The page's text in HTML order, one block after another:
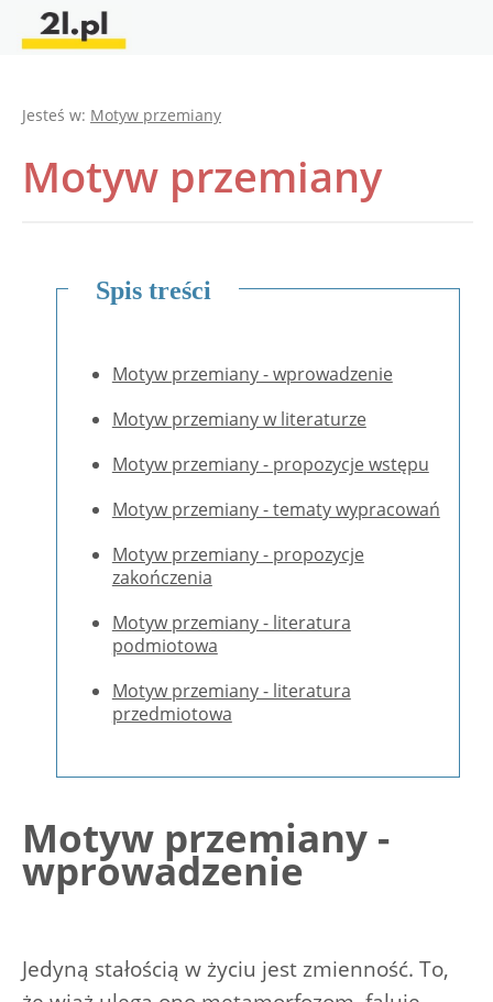
Jesteś w: Motyw przemiany
Motyw przemiany
Spis treści
Motyw przemiany - wprowadzenie
Motyw przemiany w literaturze
Motyw przemiany - propozycje wstępu
Motyw przemiany - tematy wypracowań
Motyw przemiany - propozycje
zakończenia
Motyw przemiany - literatura
podmiotowa
Motyw przemiany - literatura
przedmiotowa
Motyw przemiany -
wprowadzenie
Jedyną stałością w życiu jest zmienność. To,